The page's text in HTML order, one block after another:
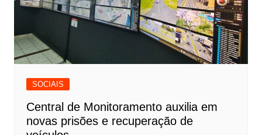
SOCIAIS
Central de Monitoramento auxilia em
novas prisões e recuperação de